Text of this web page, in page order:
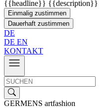
{{headline}} {{description}}
Einmalig zustimmen
Dauerhaft zustimmen
DE
DE EN
KONTAKT
GERMENS artfashion